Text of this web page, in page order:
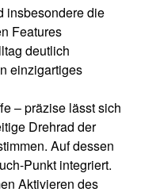
funktioniert.
insbesondere die
Features
deutlich
einzigartiges
– präzise lässt sich
Drehrad der
Auf dessen
Punkt integriert.
Aktivieren des